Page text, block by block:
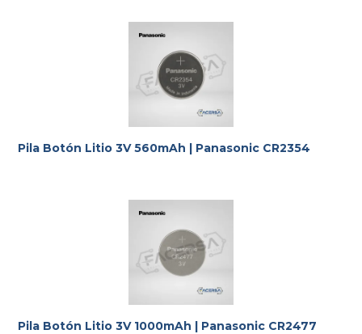
Pila Botón Litio 3V 560mAh | Panasonic CR2354
Pila Botón Litio 3V 1000mAh | Panasonic CR2477
Te ayudamos con la elección más adecuada
requerimientos.